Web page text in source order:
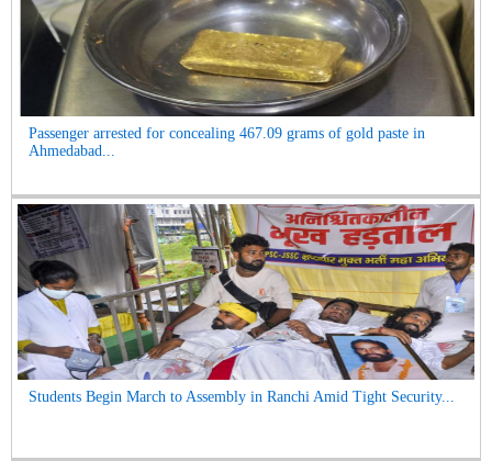
Passenger arrested for concealing 467.09 grams of gold paste in
Ahmedabad...
Students Begin March to Assembly in Ranchi Amid Tight Security...